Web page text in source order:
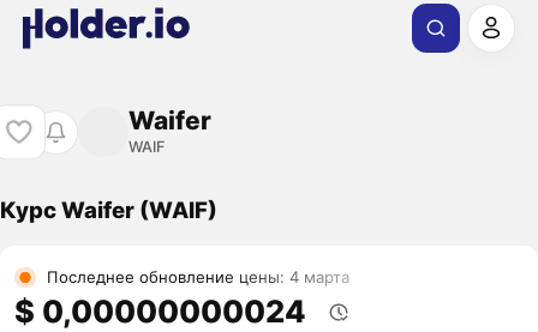
Waifer
WAIF
Курс Waifer (WAIF)
Последнее обновление цены: 4 марта
$ 0,00000000024